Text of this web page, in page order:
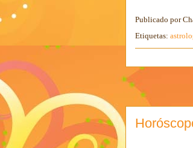
Publicado por
Etiquetas: